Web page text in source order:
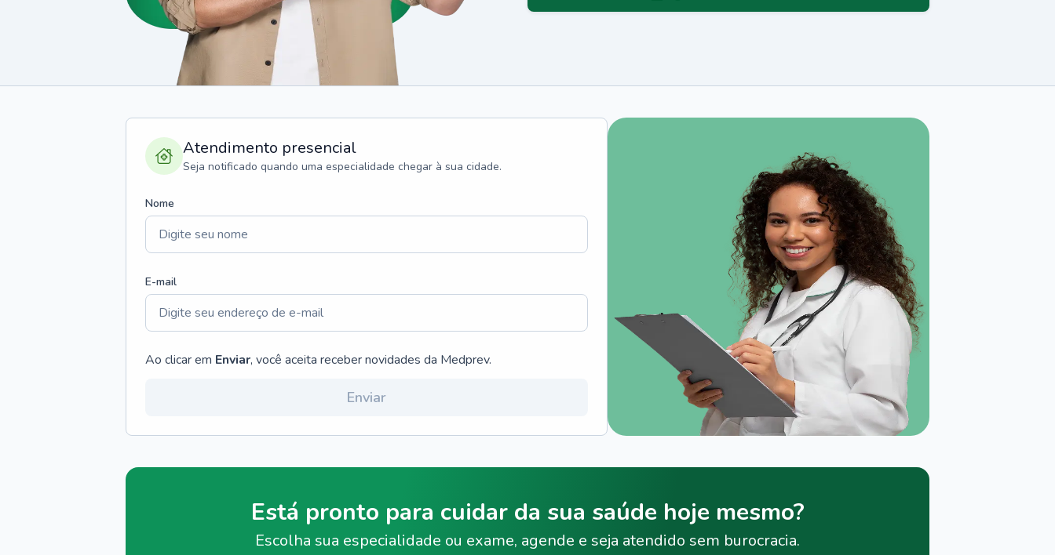
Atendimento presencial
Seja notificado quando uma especialidade chegar à sua cidade.
Nome
E-mail
Ao clicar em Enviar, você aceita receber novidades da Medprev.
Enviar
Está pronto para cuidar da sua saúde hoje mesmo?
Escolha sua especialidade ou exame, agende e seja atendido sem burocracia.